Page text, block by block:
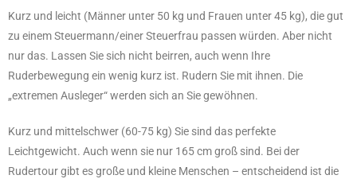
Kurz und leicht (Männer unter 50 kg und Frauen unter 45 kg), die gut
zu einem Steuermann/einer Steuerfrau passen würden. Aber nicht
nur das. Lassen Sie sich nicht beirren, auch wenn Ihre
Ruderbewegung ein wenig kurz ist. Rudern Sie mit ihnen. Die
„extremen Ausleger“ werden sich an Sie gewöhnen.
Kurz und mittelschwer (60-75 kg) Sie sind das perfekte
Leichtgewicht. Auch wenn sie nur 165 cm groß sind. Bei der
Rudertour gibt es große und kleine Menschen – entscheidend ist die